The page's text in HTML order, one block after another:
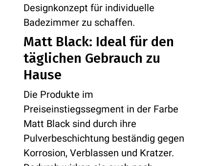
Designkonzept für individuelle
Badezimmer zu schaffen.
Matt Black: Ideal für den
täglichen Gebrauch zu
Hause
Die Produkte im
Preiseinstiegssegment in der Farbe
Matt Black sind durch ihre
Pulverbeschichtung beständig gegen
Korrosion, Verblassen und Kratzer.